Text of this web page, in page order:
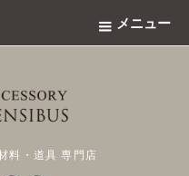
メニュー
料・道具 専門店